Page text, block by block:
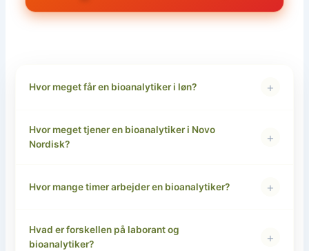
Hvor meget får en bioanalytiker i løn? +
Hvor meget tjener en bioanalytiker i Novo
Nordisk?
+
Hvor mange timer arbejder en bioanalytiker? +
Hvad er forskellen på laborant og
bioanalytiker?
+